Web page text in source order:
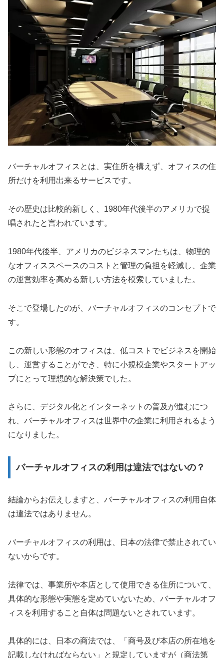
バーチャルオフィスとは、実住所を構えず、オフィスの住
所だけを利用出来るサービスです。
その歴史は比較的新しく、1980年代後半のアメリカで提
唱されたと言われています。
1980年代後半、アメリカのビジネスマンたちは、物理的
なオフィススペースのコストと管理の負担を軽減し、企業
の運営効率を高める新しい方法を模索していました。
そこで登場したのが、バーチャルオフィスのコンセプトで
す。
この新しい形態のオフィスは、低コストでビジネスを開始
し、運営することができ、特に小規模企業やスタートアッ
プにとって理想的な解決策でした。
さらに、デジタル化とインターネットの普及が進むにつ
れ、バーチャルオフィスは世界中の企業に利用されるよう
になりました。
バーチャルオフィスの利用は違法ではないの？
結論からお伝えしますと、バーチャルオフィスの利用自体
は違法ではありません。
バーチャルオフィスの利用は、日本の法律で禁止されてい
ないからです。
法律では、事業所や本店として使用できる住所について、
具体的な形態や実態を定めていないため、バーチャルオフ
ィスを利用すること自体は問題ないとされています。
具体的には、日本の商法では、「商号及び本店の所在地を
記載しなければならない」と規定していますが（商法第